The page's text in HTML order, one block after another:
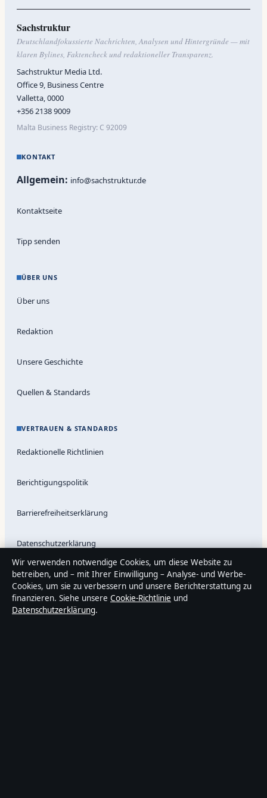
Sachstruktur
Deutschlandfokussierte Nachrichten, Analysen und Hintergründe — mit
klaren Bylines, Faktencheck und redaktioneller Transparenz.
Sachstruktur Media Ltd.
Office 9, Business Centre
Valletta, 0000
+356 2138 9009
Malta Business Registry: C 92009
KONTAKT
Allgemein: info@sachstruktur.de
Kontaktseite
Tipp senden
ÜBER UNS
Über uns
Redaktion
Unsere Geschichte
Quellen & Standards
VERTRAUEN & STANDARDS
Redaktionelle Richtlinien
Berichtigungspolitik
Barrierefreiheitserklärung
Datenschutzerklärung
Über Sachstruktur in Kürze
Sachstruktur ist ein unabhängiger digitaler Nachrichtenanbieter
Wir verwenden notwendige Cookies, um diese Website zu
betreiben, und – mit Ihrer Einwilligung – Analyse- und Werbe-
Cookies, um sie zu verbessern und unsere Berichterstattung zu
finanzieren. Siehe unsere Cookie-Richtlinie und
Datenschutzerklärung.